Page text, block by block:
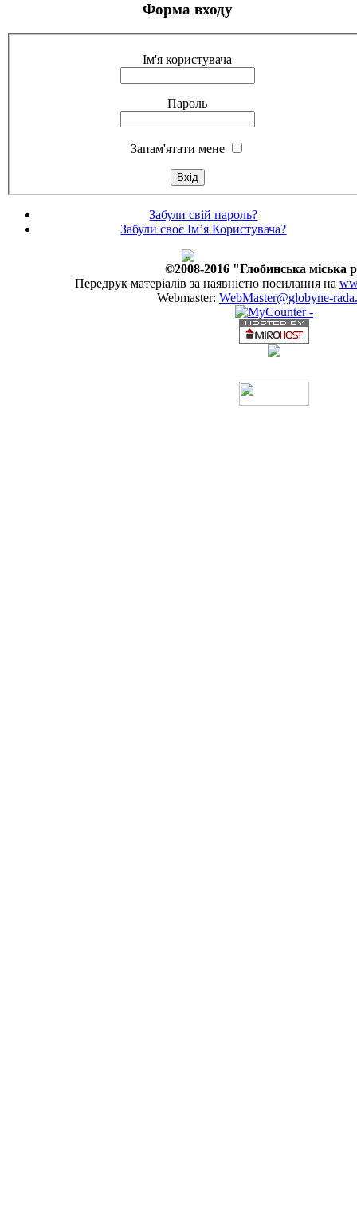
Форма входу
Ім'я користувача
Пароль
Запам'ятати мене
Забули свій пароль?
Забули своє Ім’я Користувача?
©2008-2016 "Глобинська міська
Передрук матеріалів за наявністю посилання на
Webmaster: WebMaster@globyne-